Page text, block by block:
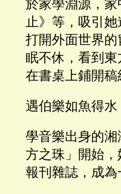
於家學淵源，
止》等，吸引
打開外面世界
眠不休，看到
在書桌上鋪開
遇伯樂如魚得水
學音樂出身的
方之珠」開始
報刊雜誌，成